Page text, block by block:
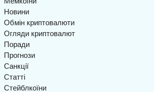
Новини
Обмін криптовалюти
Огляди криптовалют
Поради
Прогнози
Санкції
Статті
Стейблкоїни